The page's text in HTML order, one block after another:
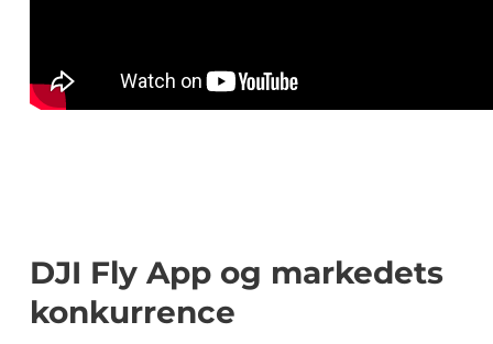
DJI Fly App og markedets
konkurrence